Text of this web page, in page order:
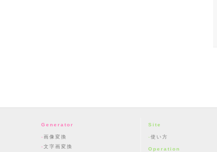
Generator
画像変換
文字画変換
Site
使い方
Operation